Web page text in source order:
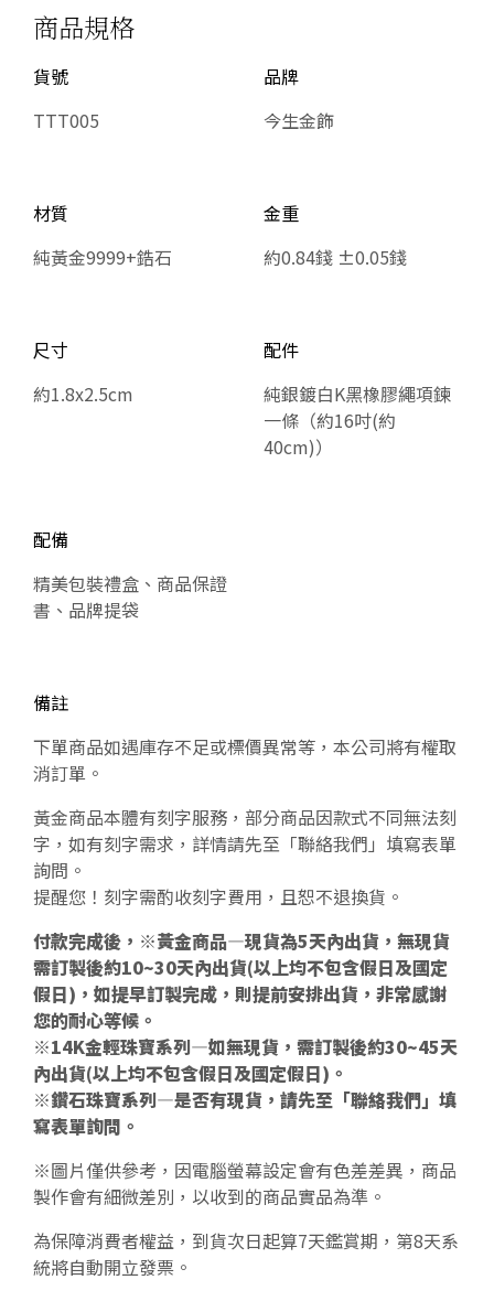
商品規格
貨號
TTT005
品牌
今生金飾
材質
純黃金9999+鋯石
金重
約0.84錢 ±0.05錢
尺寸
約1.8x2.5cm
配件
純銀鍍白K黑橡膠繩項鍊
一條（約16吋(約
40cm)）
配備
精美包裝禮盒、商品保證
書、品牌提袋
備註
下單商品如遇庫存不足或標價異常等，本公司將有權取
消訂單。
黃金商品本體有刻字服務，部分商品因款式不同無法刻
字，如有刻字需求，詳情請先至「聯絡我們」填寫表單
詢問。
提醒您！刻字需酌收刻字費用，且恕不退換貨。
付款完成後，※黃金商品—現貨為5天內出貨，無現貨
需訂製後約10~30天內出貨(以上均不包含假日及國定
假日)，如提早訂製完成，則提前安排出貨，非常感謝
您的耐心等候。
※14K金輕珠寶系列—如無現貨，需訂製後約30~45天
內出貨(以上均不包含假日及國定假日)。
※鑽石珠寶系列—是否有現貨，請先至「聯絡我們」填
寫表單詢問。
※圖片僅供參考，因電腦螢幕設定會有色差差異，商品
製作會有細微差別，以收到的商品實品為準。
為保障消費者權益，到貨次日起算7天鑑賞期，第8天系
統將自動開立發票。